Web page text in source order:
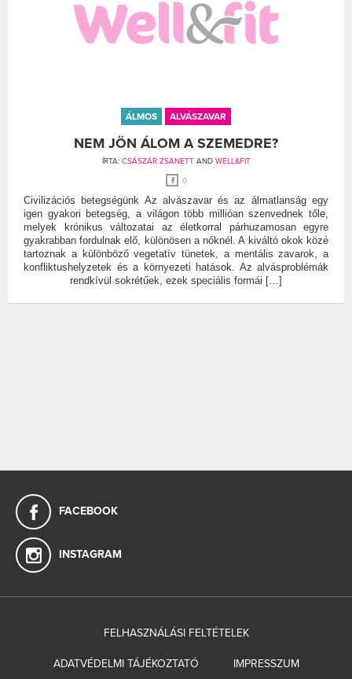
ÁLMOS ALVÁSZAVAR
NEM JÖN ÁLOM A SZEMEDRE?
ÍRTA: CSÁSZÁR ZSANETTAND WELL&FIT
0
Civilizációs betegségünk Az alvászavar és az álmatlanság egy
igen gyakori betegség, a világon több millióan szenvednek tőle,
melyek krónikus változatai az életkorral párhuzamosan egyre
gyakrabban fordulnak elő, különösen a nőknél. A kiváltó okok közé
tartoznak a különböző vegetatív tünetek, a mentális zavarok, a
konfliktushelyzetek és a környezeti hatások. Az alvásproblémák
rendkívül sokrétűek, ezek speciális formái […]
FACEBOOK
INSTAGRAM
FELHASZNÁLÁSI FELTÉTELEK
ADATVÉDELMI TÁJÉKOZTATÓ IMPRESSZUM